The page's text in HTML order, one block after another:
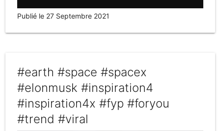
Publié le 27 Septembre 2021
#earth #space #spacex
#elonmusk #inspiration4
#inspiration4x #fyp #foryou
#trend #viral